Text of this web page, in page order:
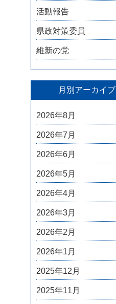
活動報告
県政対策委員
維新の党
月別アーカイブ
2026年8月
2026年7月
2026年6月
2026年5月
2026年4月
2026年3月
2026年2月
2026年1月
2025年12月
2025年11月